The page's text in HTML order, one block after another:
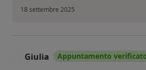
18 settembre 2025
Giulia Appuntamento